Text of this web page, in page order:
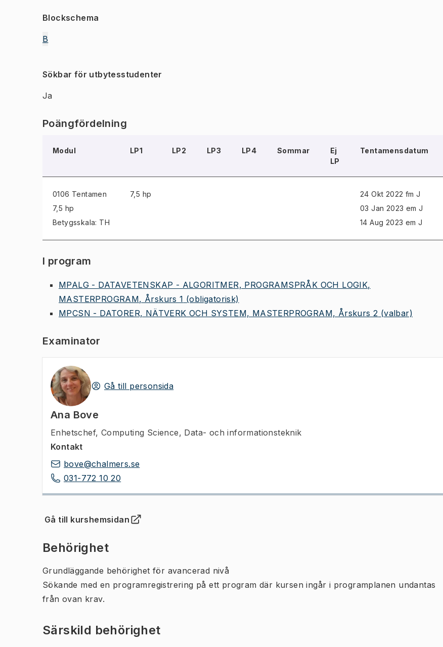
Blockschema
B
Sökbar för utbytesstudenter
Ja
Poängfördelning
Modul LP1 LP2 LP3 LP4 Sommar
Ej
LP
Tentamensdatum
0106 Tentamen
7,5 hp
Betygsskala: TH
7,5 hp
24 Okt 2022 fm J
03 Jan 2023 em J
14 Aug 2023 em J
I program
MPALG - DATAVETENSKAP - ALGORITMER, PROGRAMSPRÅK OCH LOGIK,
MASTERPROGRAM, Årskurs 1 (obligatorisk)
MPCSN - DATORER, NÄTVERK OCH SYSTEM, MASTERPROGRAM, Årskurs 2 (valbar)
Examinator
Gå till personsida
Ana Bove
Enhetschef, Computing Science, Data- och informationsteknik
Kontakt
bove@chalmers.se
031-772 10 20
Gå till kurshemsidan
(Öppnas i ny flik)
Behörighet
Grundläggande behörighet för avancerad nivå
Sökande med en programregistrering på ett program där kursen ingår i programplanen undantas
från ovan krav.
Särskild behörighet